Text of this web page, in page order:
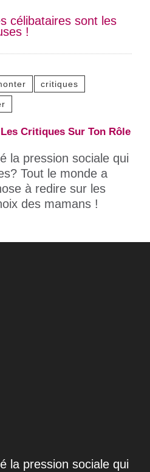
célibataires sont les
!
critiques
Critiques Sur Ton Rôle
la pression sociale qui
Tout le monde a
à redire sur les
des mamans !
la pression sociale qui